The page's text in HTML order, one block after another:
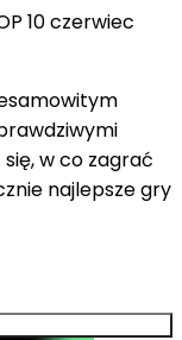
10 czerwiec
w co zagrać
najlepsze gry